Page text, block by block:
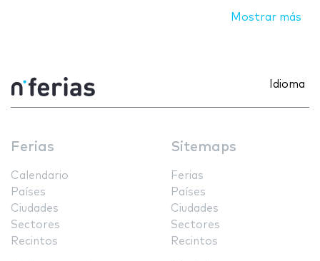
Mostrar más
Idioma
Ferias
Calendario
Países
Ciudades
Sectores
Recintos
Sitemaps
Ferias
Países
Ciudades
Sectores
Recintos